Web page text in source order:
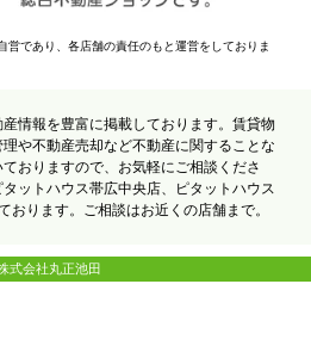
であり、各店舗の責任のもと運営をしておりま
情報を豊富に掲載しております。賃貸物
や不動産売却など不動産に関することな
おりますので、お気軽にご相談くださ
ットハウス帯広中央店、ピタットハウス
おります。ご相談はお近くの店舗まで。
式会社丸正池田